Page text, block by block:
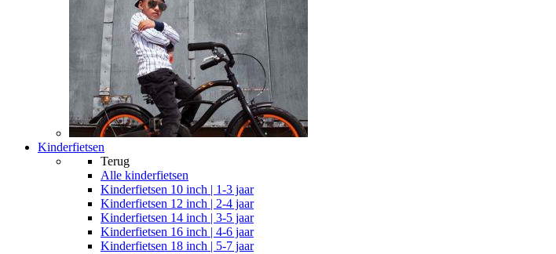
Kinderfietsen
Terug
Alle kinderfietsen
Kinderfietsen 10 inch | 1-3 jaar
Kinderfietsen 12 inch | 2-4 jaar
Kinderfietsen 14 inch | 3-5 jaar
Kinderfietsen 16 inch | 4-6 jaar
Kinderfietsen 18 inch | 5-7 jaar